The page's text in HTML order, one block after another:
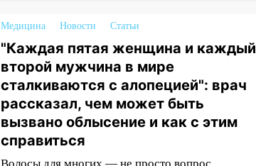
Медицина Новости Статьи
"Каждая пятая женщина и каждый
второй мужчина в мире
сталкиваются с алопецией": врач
рассказал, чем может быть
вызвано облысение и как с этим
справиться